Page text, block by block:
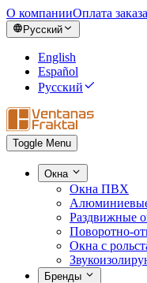
О компанииОплата заказа
Русский
English
Español
Русский
Toggle Menu
Окна
Окна ПВХ
Раздвижные
Поворотно-
Окна с
Бренды